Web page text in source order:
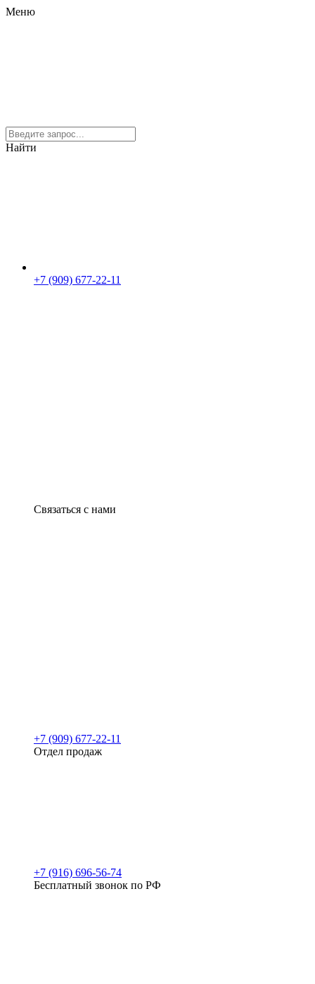
Меню
Найти
+7 (909) 677-22-11
Связаться с нами
+7 (909) 677-22-11
Отдел продаж
+7 (916) 696-56-74
Бесплатный звонок по РФ